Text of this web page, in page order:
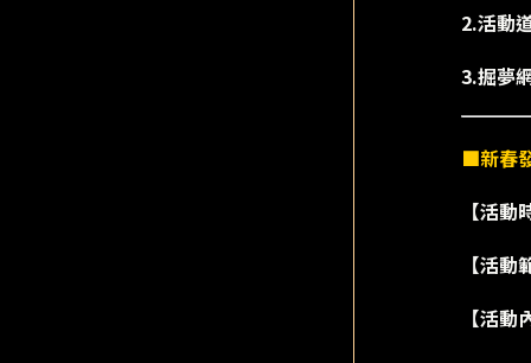
2.活動
3.掘夢
■新春
【活
【活
【活